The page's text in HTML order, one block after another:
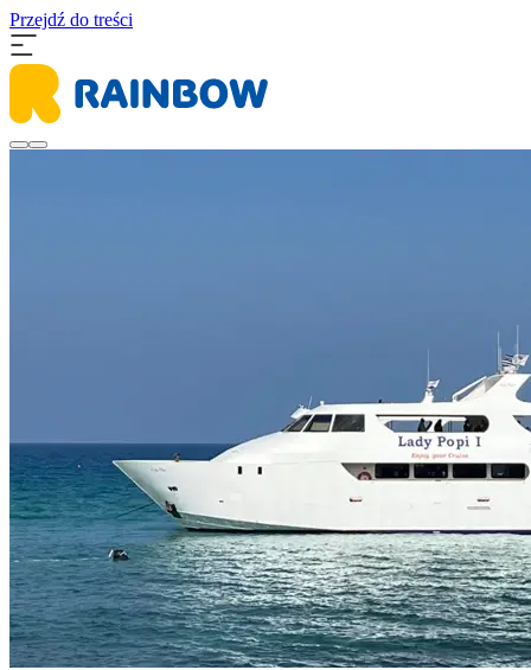
Przejdź do treści